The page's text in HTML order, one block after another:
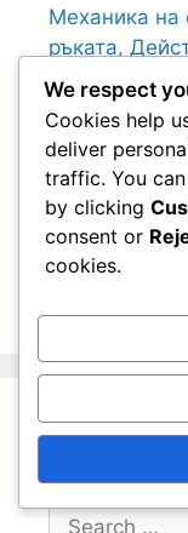
Механика на
ръката,
Бърз удар:
Хват,
Стратегия
хвърляне,
Changeup
Търсене
Search
We respect
Cookies help
deliver
traffic. You
by clicking
consent or
cookies.